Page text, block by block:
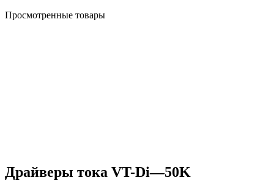
Просмотренные товары
Драйверы тока VT-Di—50K